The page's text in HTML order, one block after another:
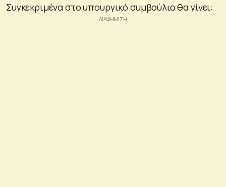
Συγκεκριμένα στο υπουργικό συμβούλιο θα γίνει: